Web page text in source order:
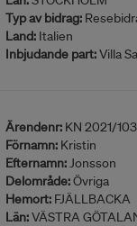
Typ av bidrag:
Land:Italien
Inbjudande part:Villa
Ärendenr:KN 2021/
Förnamn:Kristin
Efternamn:Jonsson
Delområde:Övriga
Hemort:FJÄLLBACKA
Län:VÄSTRA